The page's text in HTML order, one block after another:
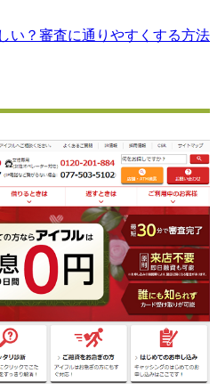
い？審査に通りやすくする方法